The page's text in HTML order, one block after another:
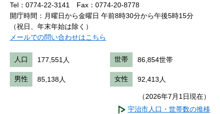
Tel：0774-22-3141
Fax：0774-20-8778
開庁時間：月曜日から金曜日 午前8時30分から午後5時15分
（祝日、年末年始は除く）
メールでの問い合わせはこちら
人口 177,551人 世帯 86,854世帯
男性 85,138人 女性 92,413人
（2026年7月1日現在）
宇治市人口・世帯数の推移